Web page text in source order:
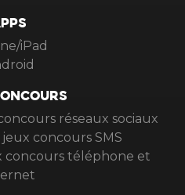
iPad
réseaux sociaux
concours SMS
concours téléphone et